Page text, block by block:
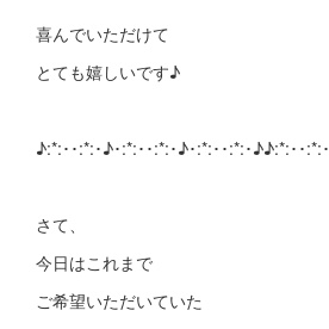
喜んでいただけて
とても嬉しいです♪
♪:*:･･:*:･♪･:*:･･:*:･♪･:*:･･:*:･♪♪:*:･･:*:･
さて、
今日はこれまで
ご希望いただいていた